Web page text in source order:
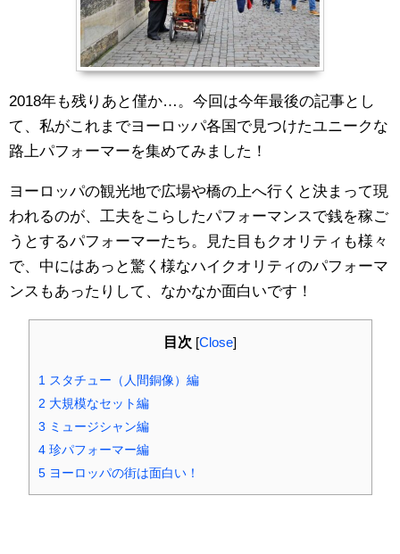
2018年も残りあと僅か…。今回は今年最後の記事とし
て、私がこれまでヨーロッパ各国で見つけたユニークな
路上パフォーマーを集めてみました！
ヨーロッパの観光地で広場や橋の上へ行くと決まって現
われるのが、工夫をこらしたパフォーマンスで銭を稼ご
うとするパフォーマーたち。見た目もクオリティも様々
で、中にはあっと驚く様なハイクオリティのパフォーマ
ンスもあったりして、なかなか面白いです！
目次 [Close]
1
スタチュー（人間銅像）編
2 大規模なセット編
3 ミュージシャン編
4珍パフォーマー編
5ヨーロッパの街は面白い！